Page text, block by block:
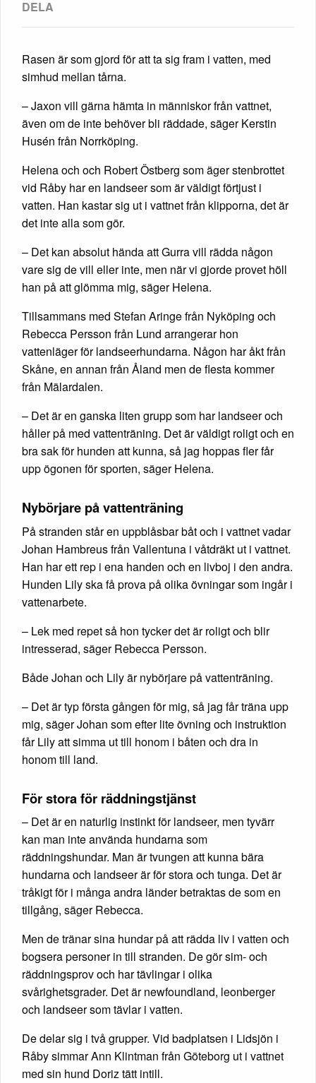
Rasen är som gjord för att ta sig fram i vatten, med
simhud mellan tårna.
– Jaxon vill gärna hämta in människor från vattnet,
även om de inte behöver bli räddade, säger Kerstin
Husén från Norrköping.
Helena och och Robert Östberg som äger stenbrottet
vid Råby har en landseer som är väldigt förtjust i
vatten. Han kastar sig ut i vattnet från klipporna, det är
det inte alla som gör.
– Det kan absolut hända att Gurra vill rädda någon
vare sig de vill eller inte, men när vi gjorde provet höll
han på att glömma mig, säger Helena.
Tillsammans med Stefan Aringe från Nyköping och
Rebecca Persson från Lund arrangerar hon
vattenläger för landseerhundarna. Någon har åkt från
Skåne, en annan från Åland men de flesta kommer
från Mälardalen.
– Det är en ganska liten grupp som har landseer och
håller på med vattenträning. Det är väldigt roligt och en
bra sak för hunden att kunna, så jag hoppas fler får
upp ögonen för sporten, säger Helena.
Nybörjare på vattenträning
På stranden står en uppblåsbar båt och i vattnet vadar
Johan Hambreus från Vallentuna i våtdräkt ut i vattnet.
Han har ett rep i ena handen och en livboj i den andra.
Hunden Lily ska få prova på olika övningar som ingår i
vattenarbete.
– Lek med repet så hon tycker det är roligt och blir
intresserad, säger Rebecca Persson.
Både Johan och Lily är nybörjare på vattenträning.
– Det är typ första gången för mig, så jag får träna upp
mig, säger Johan som efter lite övning och instruktion
får Lily att simma ut till honom i båten och dra in
honom till land.
För stora för räddningstjänst
– Det är en naturlig instinkt för landseer, men tyvärr
kan man inte använda hundarna som
räddningshundar. Man är tvungen att kunna bära
hundarna och landseer är för stora och tunga. Det är
tråkigt för i många andra länder betraktas de som en
tillgång, säger Rebecca.
Men de tränar sina hundar på att rädda liv i vatten och
bogsera personer in till stranden. De gör sim- och
räddningsprov och har tävlingar i olika
svårighetsgrader. Det är newfoundland, leonberger
och landseer som tävlar i vatten.
De delar sig i två grupper. Vid badplatsen i Lidsjön i
Råby simmar Ann Klintman från Göteborg ut i vattnet
med sin hund Doriz tätt intill.